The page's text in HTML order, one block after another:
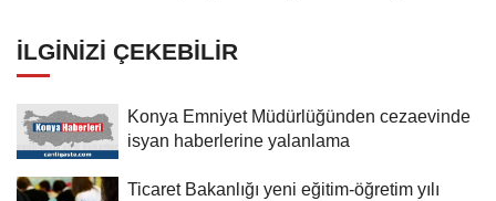
İLGINIZI ÇEKEBILIR
Konya Emniyet Müdürlüğünden cezaevinde
isyan haberlerine yalanlama
Ticaret Bakanlığı yeni eğitim-öğretim yılı